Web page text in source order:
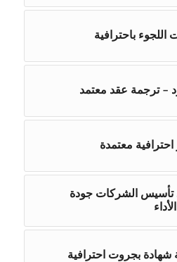
باحترافية
– ترجمة عقد معتمد
معتمدة
تأسيس الشركات جودة
بجروت احترافية